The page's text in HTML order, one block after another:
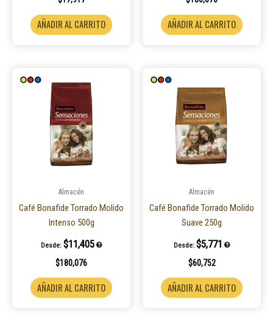
AÑADIR AL CARRITO AÑADIR AL CARRITO
Almacén
Café Bonafide Torrado Molido
Intenso 500g
Desde: $11,405
$180,076
AÑADIR AL CARRITO
Almacén
Café Bonafide Torrado Molido
Suave 250g
Desde: $5,771
$60,752
AÑADIR AL CARRITO